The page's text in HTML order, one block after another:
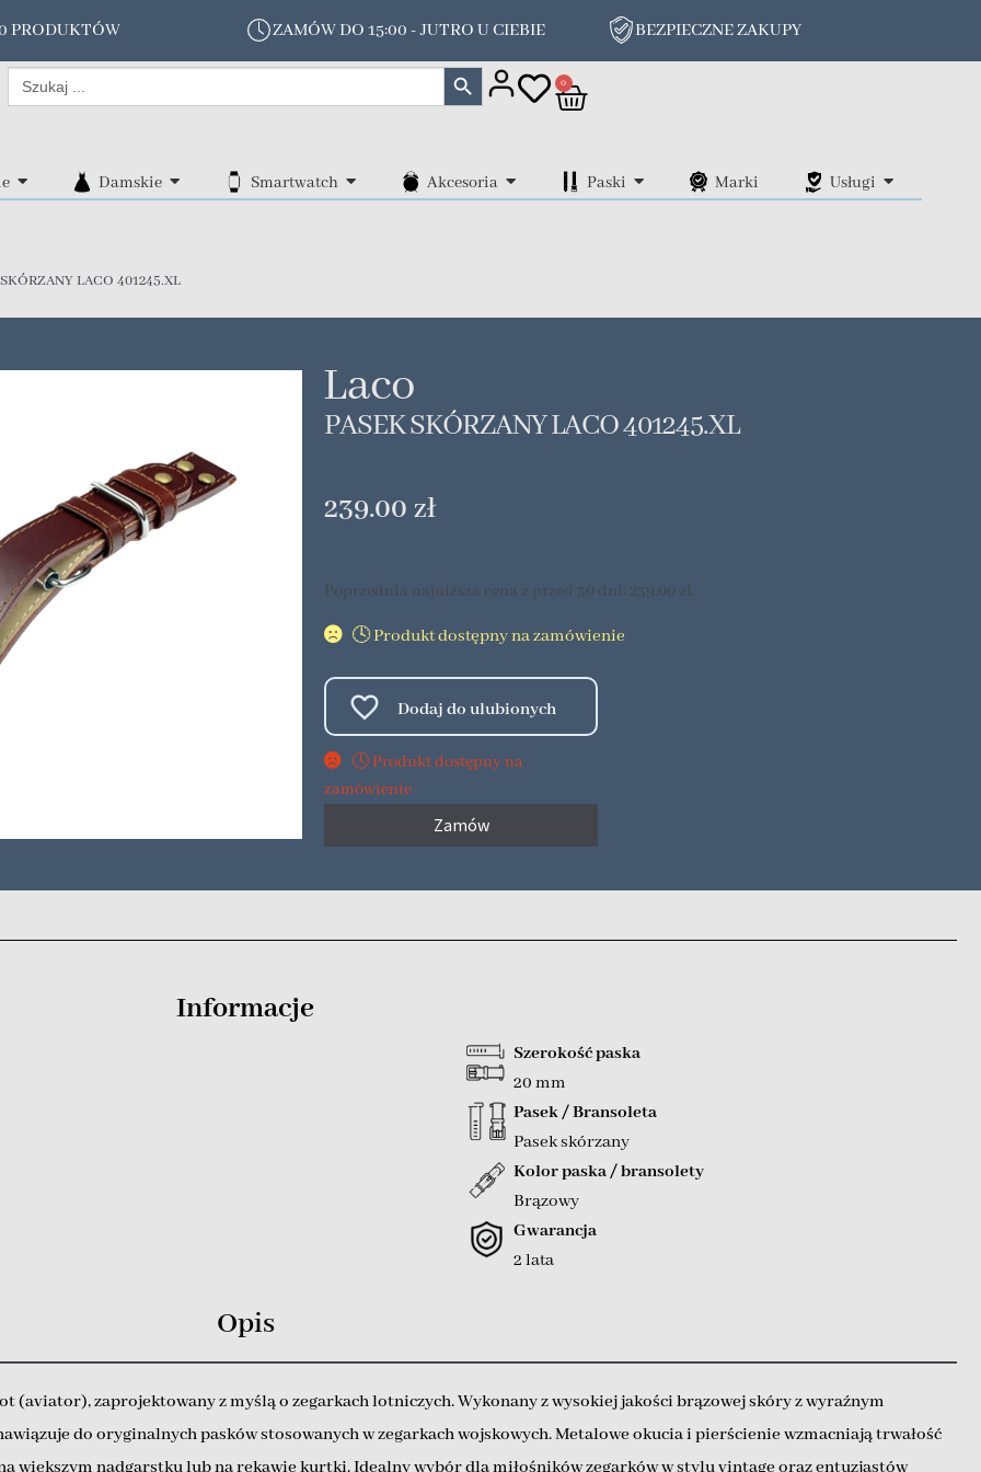
PRODUKTÓW ZAMÓW DO 15:00 - JUTRO U CIEBIE BEZPIECZNE ZAKUPY
Search
for:
Search Button
0
Damskie Smartwatch Akcesoria Paski Marki Usługi
LACO 401245.XL
Laco
PASEK SKÓRZANY LACO 401245.XL
239.00 zł
Poprzednia najniższa cena z przed 30 dni: 239.00 zł.
🕓 Produkt dostępny na zamówienie
🕓 Produkt dostępny na
zamówienie
Zamów
Informacje
Szerokość paska
20 mm
Pasek / Bransoleta
Pasek skórzany
Kolor paska / bransolety
Brązowy
Gwarancja
2 lata
Opis
(aviator), zaprojektowany z myślą o zegarkach lotniczych. Wykonany z wysokiej jakości brązowej skóry z wyraźnym
do oryginalnych pasków stosowanych w zegarkach wojskowych. Metalowe okucia i pierścienie wzmacniają trwałość